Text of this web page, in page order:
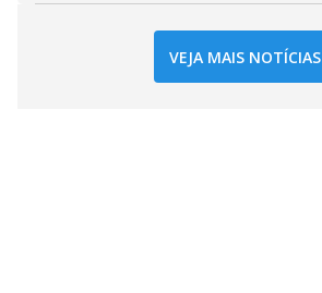
VEJA MAIS NOTÍCIAS